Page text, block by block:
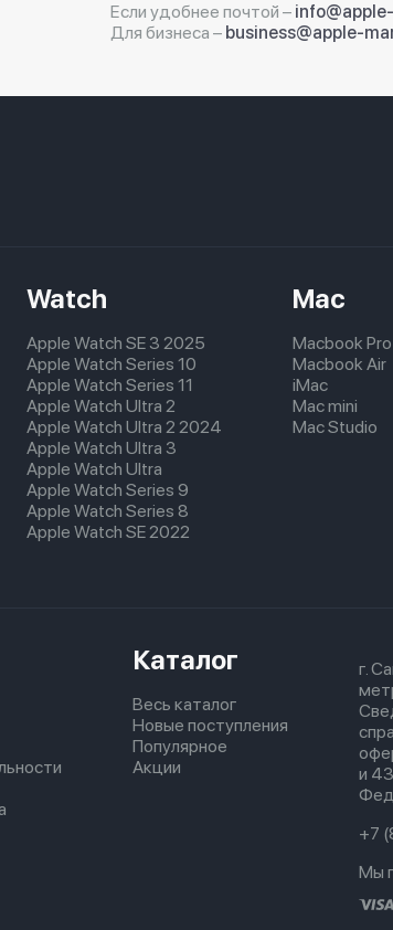
Если удобнее почтой –
Для бизнеса – business@apple-
Watch
Apple Watch SE 3 2025
Apple Watch Series 10
Apple Watch Series 11
Apple Watch Ultra 2
Apple Watch Ultra 2 2024
Apple Watch Ultra 3
Apple Watch Ultra
Apple Watch Series 9
Apple Watch Series 8
Apple Watch SE 2022
Mac
Macbook Pro
Macbook Air
iMac
Mac mini
Mac Studio
Каталог
Весь каталог
Новые поступления
Популярное
Акции
г.
и
+7
Мы